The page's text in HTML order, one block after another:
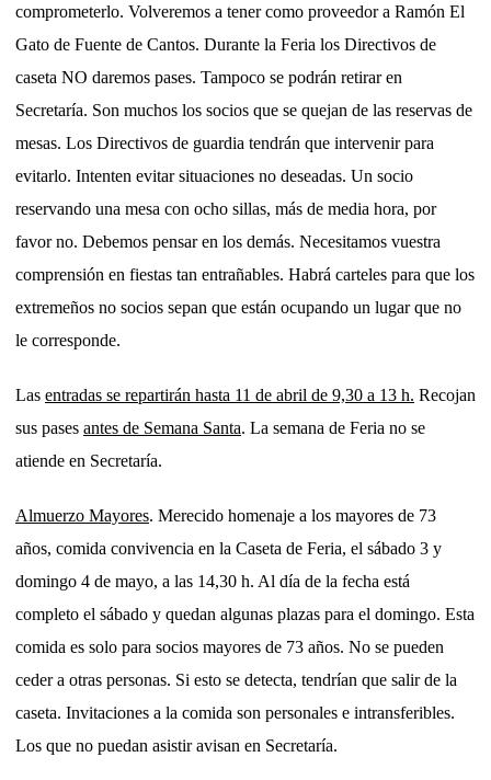
comprometerlo. Volveremos a tener como proveedor a Ramón El
Gato de Fuente de Cantos. Durante la Feria los Directivos de
caseta NO daremos pases. Tampoco se podrán retirar en
Secretaría. Son muchos los socios que se quejan de las reservas de
mesas. Los Directivos de guardia tendrán que intervenir para
evitarlo. Intenten evitar situaciones no deseadas. Un socio
reservando una mesa con ocho sillas, más de media hora, por
favor no. Debemos pensar en los demás. Necesitamos vuestra
comprensión en fiestas tan entrañables. Habrá carteles para que los
extremeños no socios sepan que están ocupando un lugar que no
le corresponde.
Las entradas se repartirán hasta 11 de abril de 9,30 a 13 h. Recojan
sus pases antes de Semana Santa. La semana de Feria no se
atiende en Secretaría.
Almuerzo Mayores. Merecido homenaje a los mayores de 73
años, comida convivencia en la Caseta de Feria, el sábado 3 y
domingo 4 de mayo, a las 14,30 h. Al día de la fecha está
completo el sábado y quedan algunas plazas para el domingo. Esta
comida es solo para socios mayores de 73 años. No se pueden
ceder a otras personas. Si esto se detecta, tendrían que salir de la
caseta. Invitaciones a la comida son personales e intransferibles.
Los que no puedan asistir avisan en Secretaría.